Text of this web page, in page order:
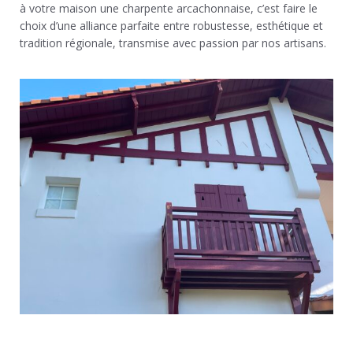
à votre maison une charpente arcachonnaise, c’est faire le
choix d’une alliance parfaite entre robustesse, esthétique et
tradition régionale, transmise avec passion par nos artisans.